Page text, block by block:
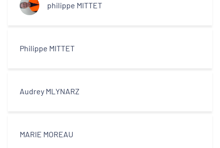
philippe MITTET
Philippe MITTET
Audrey MLYNARZ
MARIE MOREAU